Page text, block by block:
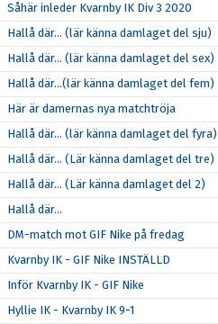
Såhär inleder Kvarnby IK Div 3 2020
Hallå där… (lär känna damlaget del sju)
Hallå där… (lär känna damlaget del sex)
Hallå där…(lär känna damlaget del fem)
Här är damernas nya matchtröja
Hallå där… (lär känna damlaget del fyra)
Hallå där… (Lär känna damlaget del tre)
Hallå där… (Lär känna damlaget del 2)
Hallå där…
DM-match mot GIF Nike på fredag
Kvarnby IK - GIF Nike INSTÄLLD
Inför Kvarnby IK - GIF Nike
Hyllie IK - Kvarnby IK 9-1